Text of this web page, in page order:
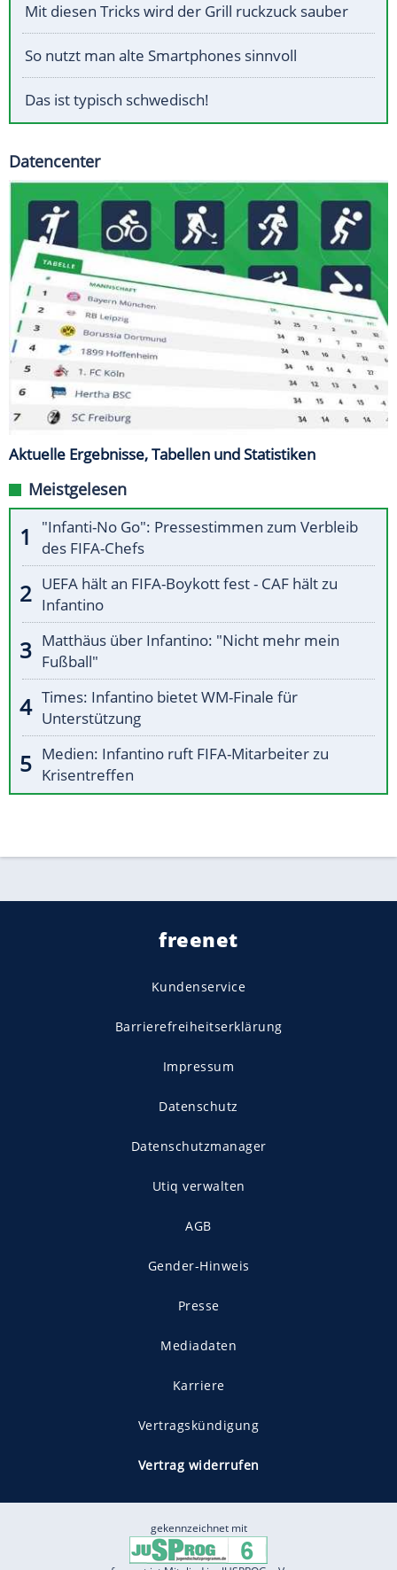
Mit diesen Tricks wird der Grill ruckzuck sauber
So nutzt man alte Smartphones sinnvoll
Das ist typisch schwedisch!
Datencenter
Aktuelle Ergebnisse, Tabellen und Statistiken
Meistgelesen
"Infanti-No Go": Pressestimmen zum Verbleib
des FIFA-Chefs
UEFA hält an FIFA-Boykott fest - CAF hält zu
Infantino
Matthäus über Infantino: "Nicht mehr mein
Fußball"
Times: Infantino bietet WM-Finale für
Unterstützung
Medien: Infantino ruft FIFA-Mitarbeiter zu
Krisentreffen
freenet
Kundenservice
Barrierefreiheitserklärung
Impressum
Datenschutz
Datenschutzmanager
Utiq verwalten
AGB
Gender-Hinweis
Presse
Mediadaten
Karriere
Vertragskündigung
Vertrag widerrufen
gekennzeichnet mit